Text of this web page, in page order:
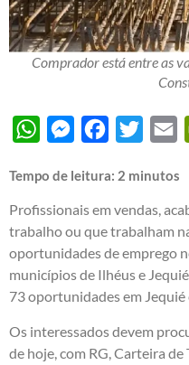
Comprador está entre as
WhatsAppMessengerFacebook
Twitter
Tempo de leitura: 2 minutos
Profissionais em vendas,
trabalho ou que trabalham
oportunidades de emprego
municípios de Ilhéus e
73 oportunidades em Jequié
Os interessados devem
de hoje, com RG, Carteira